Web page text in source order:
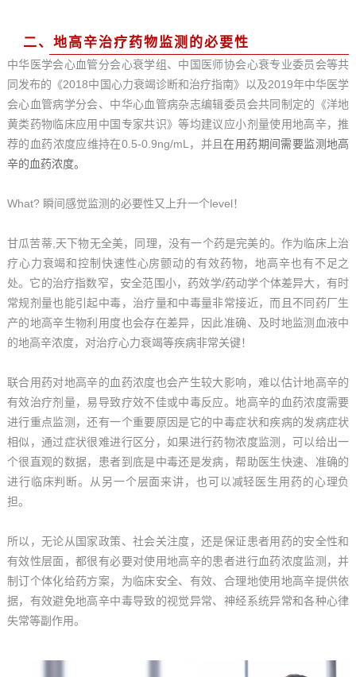
二、 地高 辛治疗药物监测 的必要性
中华医学会心血管分会心衰学组 、 中 国 医师协会心衰专业委员 会等共
同发布的 《2018中 国心力衰竭诊断和治疗指南》 以及2019年中华医学
会心血管病学分会、 中华心血 管病杂志编辑委员 会共同制 定的 《洋地
黄类药物临床应用 中国专家共识》等均建议应小剂量使用地高辛，推
荐的 血药浓度应维持在0. 5-0. 9ng/mL ， 并 且在用药期间需要监测地高
辛的血药浓度。
What? 瞬间感觉监测 的必要性又 上升一个level！
甘瓜苦蒂, 天下物无全美， 同理， 没有一个药是完美的。作为临床上治
疗心力衰竭和控制 快速性心房颤动的有效药物，地高辛也有不 足之
处。 它的治疗指数窄， 安全范围小， 药效学/药动学个体差异大 ， 有时
常规剂量也能引起中毒， 治疗量和中毒量非常接近，而 且 不同 药厂生
产的地高辛生物利 用度也会存在差异， 因此准确、 及时地监测 血液中
的地高辛浓度， 对治疗心力衰竭等疾病非常关键！
联合用药对地高辛的血 药浓度也会产生较大影响 ， 难以估计地高辛的
有效治疗剂 量， 易导致疗效不佳或中毒反应。地高辛的 血药浓度需要
进行重点监测 ，还有一个重要原因是它的中毒症状和疾病的发病症状
相似 ，通过症状很难进行区分 ， 如果进行药物浓度监测 ， 可以给出一
个很直观的数据， 患者到 底是中毒还是发病，帮 助医生快速、 准确的
进行临床判 断。 从 另一个层面来讲， 也可以 减轻 医生用 药的心理负
担。
所以 ，无论从 国家政策、 社会关注度，还是保证患者用 药的安全性和
有效性层面，都很有必要对使用地高辛的患者进行血药浓度监测 ，并
制订个体化给药方案， 为临床安全、 有效、 合理地使用地高辛提供依
据， 有效避免地高辛中毒导致的视觉异常、 神经系统异常和各种心律
失常等副作用。